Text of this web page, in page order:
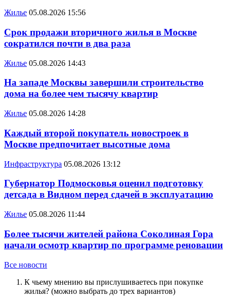
Жилье 05.08.2026 15:56
Срок продажи вторичного жилья в Москве
сократился почти в два раза
Жилье 05.08.2026 14:43
На западе Москвы завершили строительство
дома на более чем тысячу квартир
Жилье 05.08.2026 14:28
Каждый второй покупатель новостроек в
Москве предпочитает высотные дома
Инфраструктура 05.08.2026 13:12
Губернатор Подмосковья оценил подготовку
детсада в Видном перед сдачей в эксплуатацию
Жилье 05.08.2026 11:44
Более тысячи жителей района Соколиная Гора
начали осмотр квартир по программе реновации
Все новости
К чьему мнению вы прислушиваетесь при покупке
жилья? (можно выбрать до трех вариантов)